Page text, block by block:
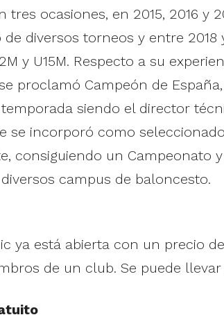
ocasiones, en 2015, 2016 y
diversos torneos y entre
y U15M. Respecto a su
proclamó Campeón de
siendo el director
se incorporó como
consiguiendo un Campeonato
campus de baloncesto.
ya está abierta con un precio
de un club. Se puede